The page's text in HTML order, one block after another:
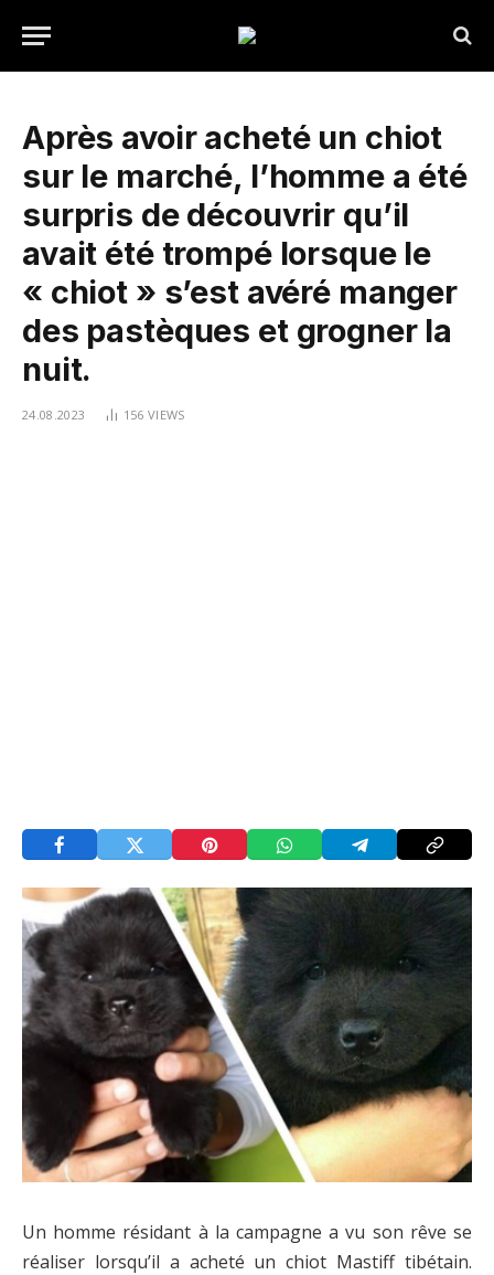
Après avoir acheté un chiot
sur le marché, l’homme a été
surpris de découvrir qu’il
avait été trompé lorsque le
« chiot » s’est avéré manger
des pastèques et grogner la
nuit.
24.08.2023 156 VIEWS
Un homme résidant à la campagne a vu son rêve se
réaliser lorsqu’il a acheté un chiot Mastiff tibétain.